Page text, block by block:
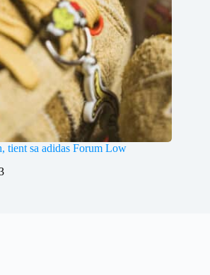
tient sa adidas Forum Low